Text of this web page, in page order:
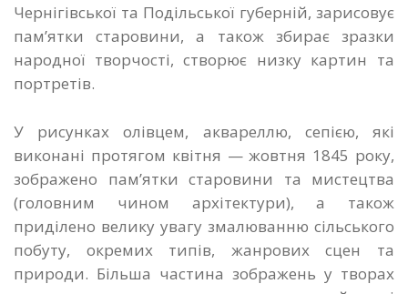
Чернігівської та Подільської губерній, зарисовує
пам’ятки старовини, а також збирає зразки
народної творчості, створює низку картин та
портретів.
У рисунках олівцем, аквареллю, сепією, які
виконані протягом квітня — жовтня 1845 року,
зображено пам’ятки старовини та мистецтва
(головним чином архітектури), а також
приділено велику увагу змалюванню сільського
побуту, окремих типів, жанрових сцен та
природи. Більша частина зображень у творах